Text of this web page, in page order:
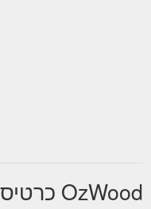
OzWood כרטיס מתנה